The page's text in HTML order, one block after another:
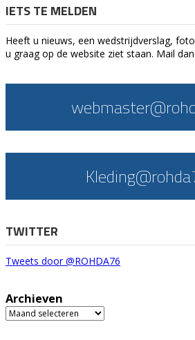
IETS TE MELDEN
Heeft u nieuws, een wedstrijdverslag,
u graag op de website ziet staan. Mail
TWITTER
Tweets door @ROHDA76
Archieven
Archieven